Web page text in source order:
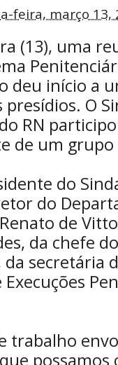
feira, março 13,
(13), uma
deu início a
O
RN
de um
do
do
de
da chefe
secretária
trabalho